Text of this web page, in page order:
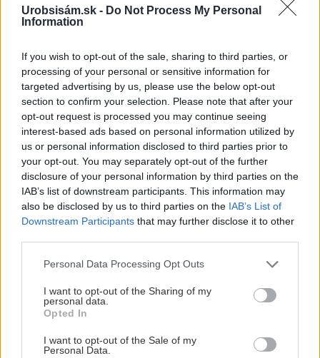
Urobsisám.sk - Do Not Process My Personal
Information
If you wish to opt-out of the sale, sharing to third parties, or
processing of your personal or sensitive information for
targeted advertising by us, please use the below opt-out
section to confirm your selection. Please note that after your
opt-out request is processed you may continue seeing
interest-based ads based on personal information utilized by
us or personal information disclosed to third parties prior to
your opt-out. You may separately opt-out of the further
disclosure of your personal information by third parties on the
IAB’s list of downstream participants. This information may
also be disclosed by us to third parties on the IAB’s List of
Downstream Participants that may further disclose it to other
Please note that this website/app uses one or more Google
not limited to your visit or usage behaviour. You may click to
grant or deny consent to Google and its third-party tags to
use your data for below specified purposes in below Google
consent section.
Personal Data Processing Opt Outs
I want to opt-out of the Sharing of my
personal data.
Opted In
I want to opt-out of the Sale of my
Personal Data.
9. Pod hranol
Na textilné pásy ukladáme už priamo
základové hranoly po celom obvode.
10. Pravouhlosť
Hranoly vyrovnáme, textíliu napneme, bude
slúžiť ako izolácia dreva od zeme. Základ
dĺžok diagonál.